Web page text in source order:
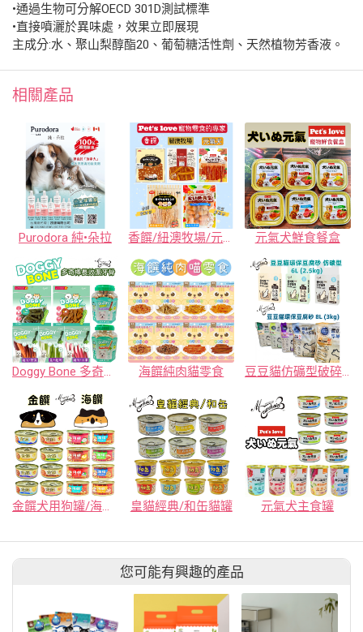
•通過生物可分解OECD 301D測試標準
•直接噴灑於異味處，效果立即展現
主成分:水、聚山梨醇酯20、葡萄糖活性劑、天然植物芳香液。
相關產品
Purodora 純•朵拉 香饌/紐澳牧場/元氣犬寵物零食 元氣犬鮮食餐盒
Doggy Bone 多奇棒長效潔牙骨 海饌純肉貓零食 豆豆貓仿礦型破碎狀豆腐砂 (6L/2.5KG) & 豆豆貓豆腐砂 (8L/3KG)
皇貓經典/和缶貓罐 元氣犬主食罐
您可能有興趣的產品